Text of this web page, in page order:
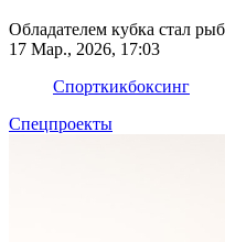
Обладателем кубка стал
17 Мар., 2026, 17:03
Спорткикбоксинг
Спецпроекты